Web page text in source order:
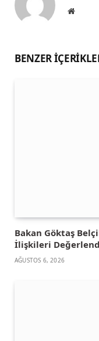
Website
BENZER
Bakan Göktaş
İlişkileri
AĞUSTOS 6, 2026